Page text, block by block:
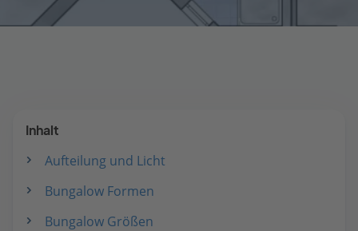
Inhalt
Aufteilung und Licht
Bungalow Formen
Bungalow Größen